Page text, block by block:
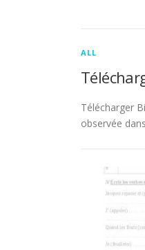
ALL
Télécharger
observée